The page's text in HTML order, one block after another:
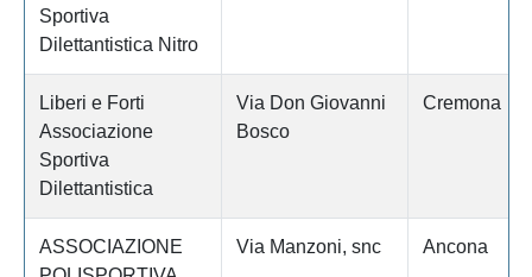
Sportiva
Dilettantistica Nitro
Liberi e Forti
Associazione
Sportiva
Dilettantistica
Via Don Giovanni
Bosco
Cremona
ASSOCIAZIONE
Via Manzoni, snc Ancona